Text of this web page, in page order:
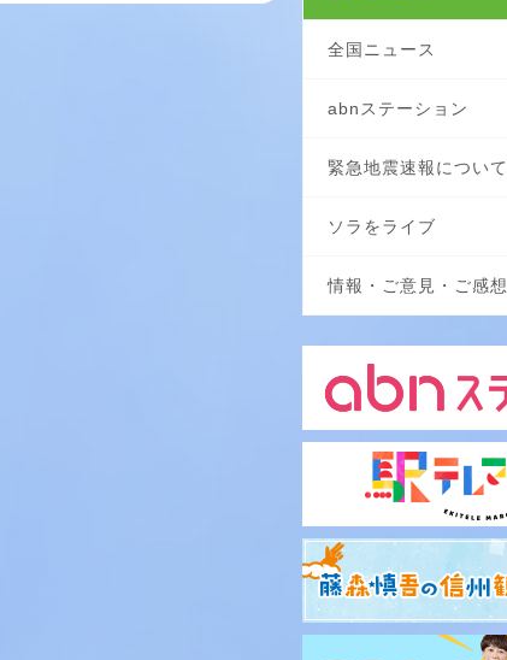
全国ニュース
abnステーション
緊急地震速報について
ソラをライブ
情報・ご意見・ご感想